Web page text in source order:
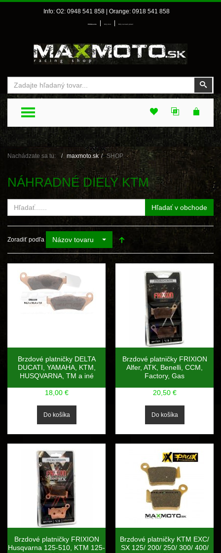
Info: O2: 0948 541 858 | Orange: 0918 541 858
Prihlásenie Môj účet Môj zoznam prianí
TOGGLE MENU
Nachádzate sa tu: maxmoto.sk SHOP
NÁHRADNÉ DIELY KTM
Hľadať v obchode
Zoradiť podľa Názov tovaru
Brzdové platničky DELTA
DUCATI, YAMAHA, KTM,
HUSQVARNA, TM a iné
18,00 €
Brzdové platničky FRIXION
Alfer, ATK, Benelli, CCM,
Factory, Gas
20,50 €
Brzdové platničky FRIXION
Husqvarna 125-510, KTM 125-
Brzdové platničky KTM EXC/
SX 125/ 200/ 250/ 300/ 400/